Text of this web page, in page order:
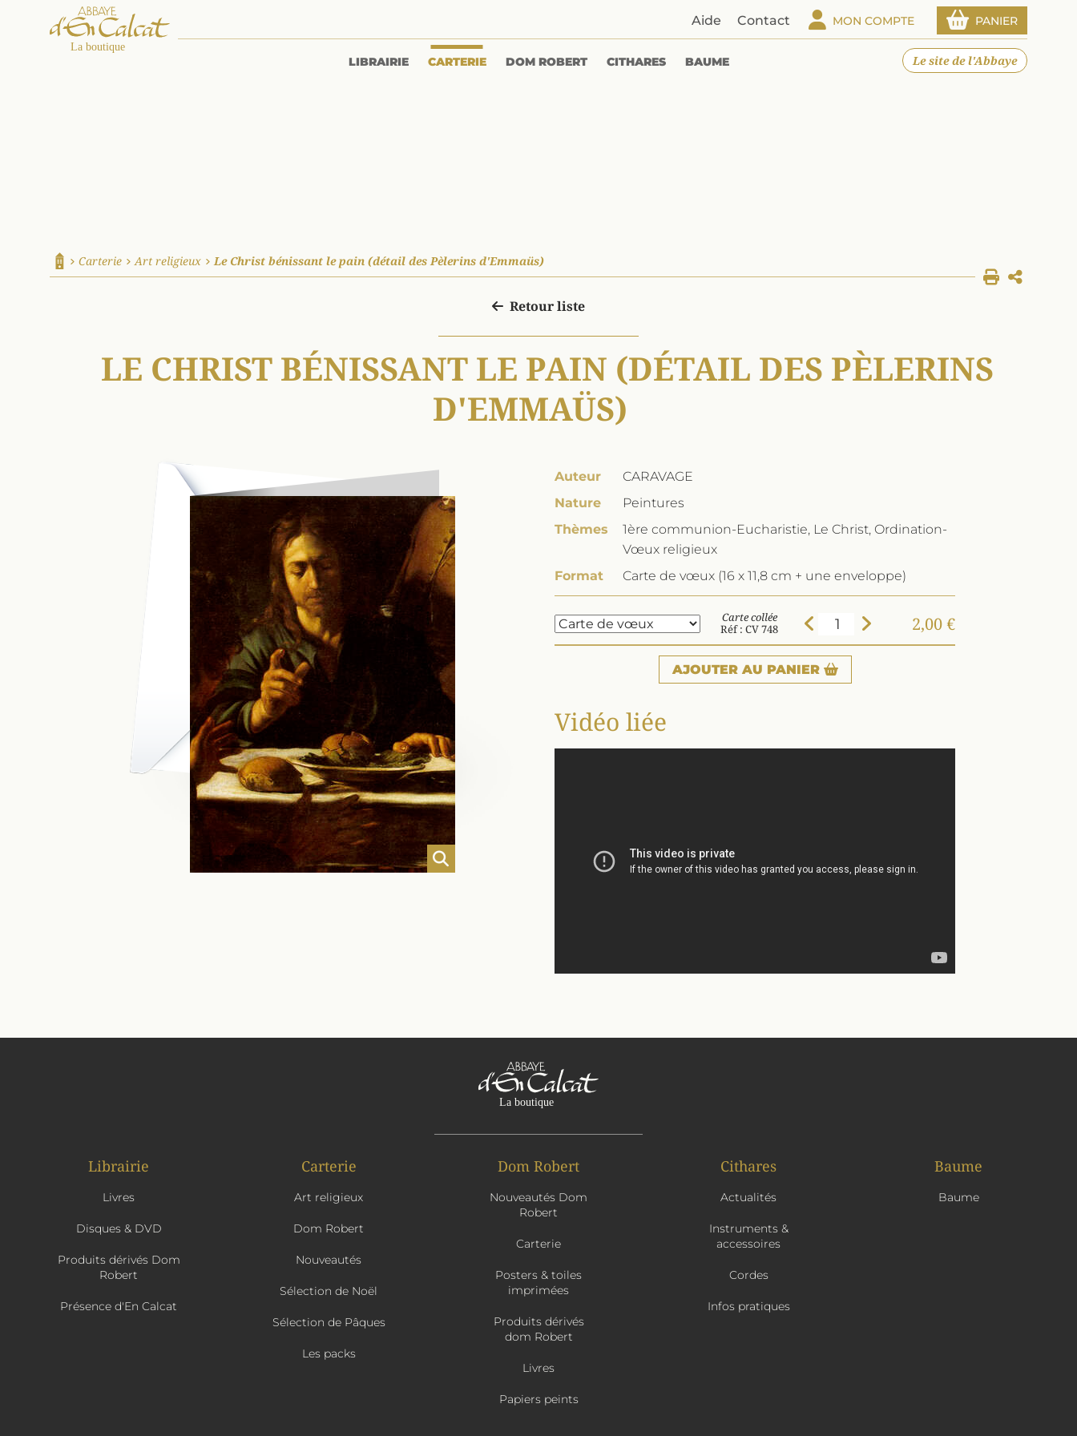
Aide Contact MON COMPTE PANIER
LIBRAIRIE CARTERIE DOM ROBERT CITHARES BAUME Le site de l'Abbaye
Accueil
Carterie Art religieux Le Christ bénissant le pain (détail des Pèlerins d'Emmaüs)
Retour liste
LE CHRIST BÉNISSANT LE PAIN (DÉTAIL DES PÈLERINS
D'EMMAÜS)
Auteur
CARAVAGE
Nature
Peintures
Thèmes
1ère communion-Eucharistie, Le Christ, Ordination-
Vœux religieux
Format
Carte de vœux (16 x 11,8 cm + une enveloppe)
Carte collée
Réf : CV 748
2,00 €
AJOUTER AU PANIER
Vidéo liée
Librairie
Livres
Disques & DVD
Produits dérivés Dom
Robert
Présence d'En Calcat
Carterie
Art religieux
Dom Robert
Nouveautés
Sélection de Noël
Sélection de Pâques
Les packs
Dom Robert
Nouveautés Dom
Robert
Carterie
Posters & toiles
imprimées
Produits dérivés
dom Robert
Livres
Papiers peints
Cithares
Actualités
Instruments &
accessoires
Cordes
Infos pratiques
Baume
Baume